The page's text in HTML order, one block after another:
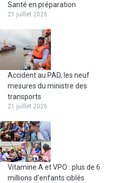
Santé en préparation
21 juillet 2026
Accident au PAD, les neuf
mesures du ministre des
transports
21 juillet 2026
Vitamine A et VPO : plus de 6
millions d'enfants ciblés